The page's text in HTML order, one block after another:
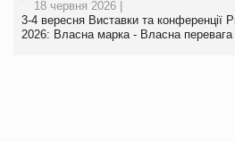
18 червня 2026 |
3-4 вересня Виставки та конференції
2026: Власна марка - Власна перевага